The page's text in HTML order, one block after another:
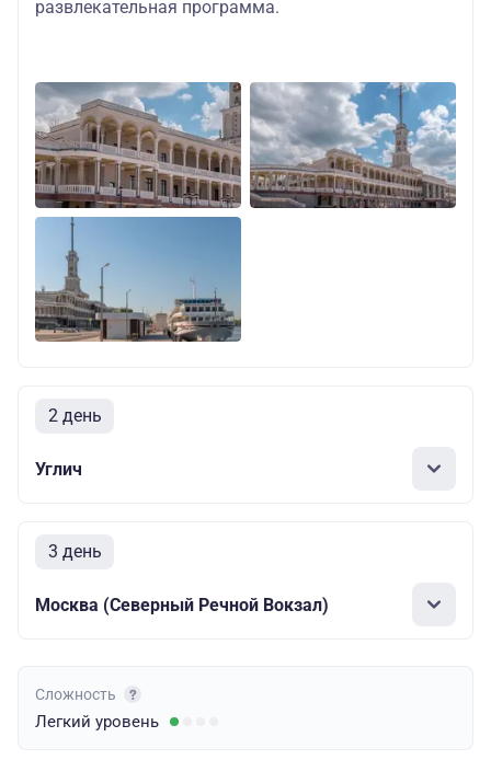
развлекательная программа.
2 день
Углич
3 день
Москва (Северный Речной Вокзал)
Сложность
Легкий уровень